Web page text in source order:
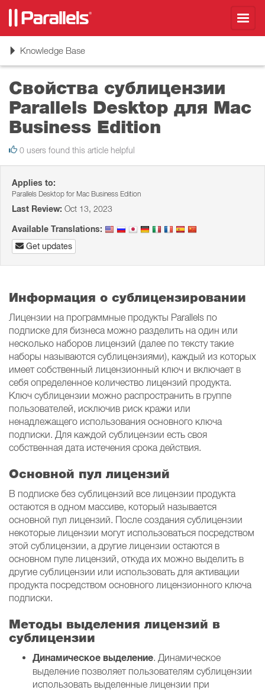
ToggleKnowledge Base
Свойства сублицензии
Parallels Desktop для Mac
Business Edition
0 users found this article helpful
Applies to:
Parallels Desktop for Mac Business Edition
Last Review: Oct 13, 2023
Available Translations:
Get updates
Информация о сублицензировании
Лицензии на программные продукты Parallels по
подписке для бизнеса можно разделить на один или
несколько наборов лицензий (далее по тексту такие
наборы называются сублицензиями), каждый из которых
имеет собственный лицензионный ключ и включает в
себя определенное количество лицензий продукта.
Ключ сублицензии можно распространить в группе
пользователей, исключив риск кражи или
ненадлежащего использования основного ключа
подписки. Для каждой сублицензии есть своя
собственная дата истечения срока действия.
Основной пул лицензий
В подписке без сублицензий все лицензии продукта
остаются в одном массиве, который называется
основной пул лицензий. После создания сублицензии
некоторые лицензии могут использоваться посредством
этой сублицензии, а другие лицензии остаются в
основном пуле лицензий, откуда их можно выделить в
другие сублицензии или использовать для активации
продукта посредством основного лицензионного ключа
подписки.
Методы выделения лицензий в
сублицензии
Динамическое выделение. Динамическое
выделение позволяет пользователям сублицензии
использовать выделенные лицензии при